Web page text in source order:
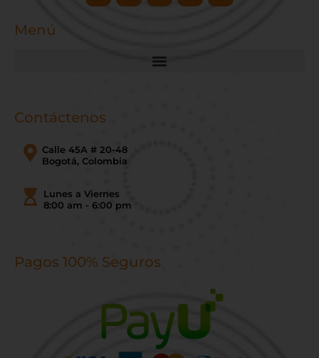
Menú
Contáctenos
Calle 45A # 20-48
Bogotá, Colombia
Lunes a Viernes
8:00 am - 6:00 pm
Pagos 100% Seguros